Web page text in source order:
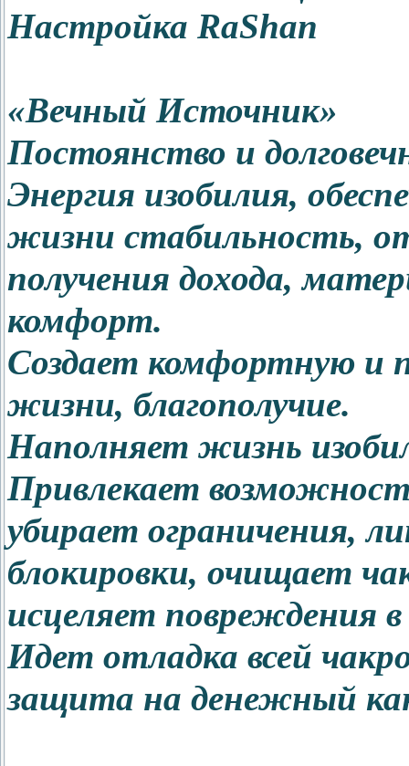
Настройка RaShan
«Вечный Источник»
Постоянство и
Энергия изобилия,
жизни стабильность,
получения дохода,
комфорт.
Создает комфортную и
жизни, благополучие.
Наполняет жизнь
Привлекает
убирает ограничения,
блокировки, очищает
исцеляет повреждения
Идет отладка всей
защита на денежный